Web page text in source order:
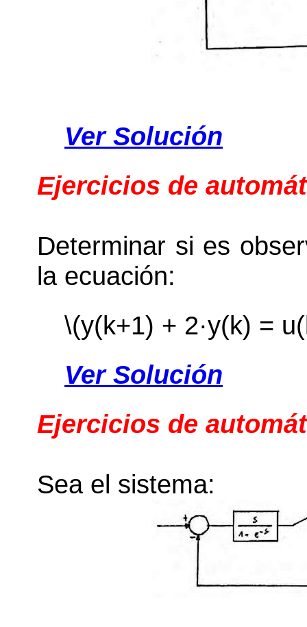
Ver Solución
Ejercicios de
Determinar si es
la ecuación:
\(y(k+1) + 2·y(k) =
Ver Solución
Ejercicios de
Sea el sistema: